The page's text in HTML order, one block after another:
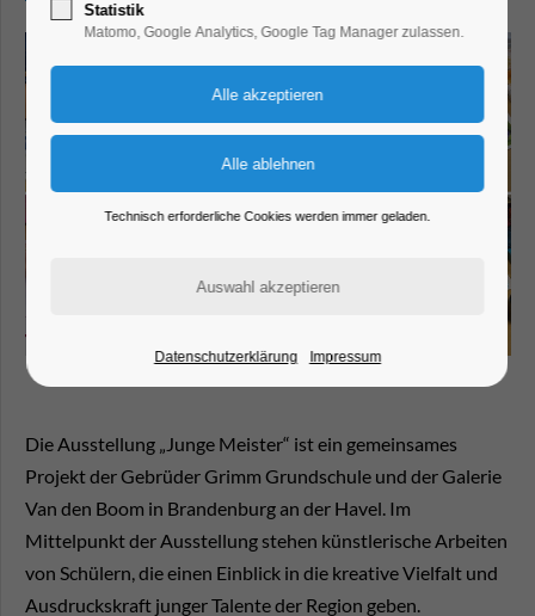
Die Ausstellung „Junge Meister“ ist ein gemeinsames
Projekt der Gebrüder Grimm Grundschule und der Galerie
Van den Boom in Brandenburg an der Havel. Im
Mittelpunkt der Ausstellung stehen künstlerische Arbeiten
von Schülern, die einen Einblick in die kreative Vielfalt und
Ausdruckskraft junger Talente der Region geben.
Statistik
Matomo, Google Analytics, Google Tag Manager zulassen.
Technisch erforderliche Cookies werden immer geladen.
Datenschutzerklärung Impressum